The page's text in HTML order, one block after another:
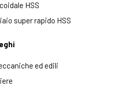
HSS
super rapido HSS
ed edili